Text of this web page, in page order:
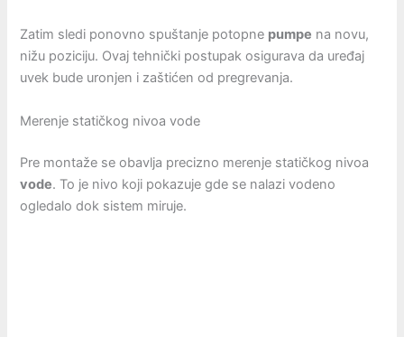
Zatim sledi ponovno spuštanje potopne pumpe na novu,
nižu poziciju. Ovaj tehnički postupak osigurava da uređaj
uvek bude uronjen i zaštićen od pregrevanja.
Merenje statičkog nivoa vode
Pre montaže se obavlja precizno merenje statičkog nivoa
vode. To je nivo koji pokazuje gde se nalazi vodeno
ogledalo dok sistem miruje.